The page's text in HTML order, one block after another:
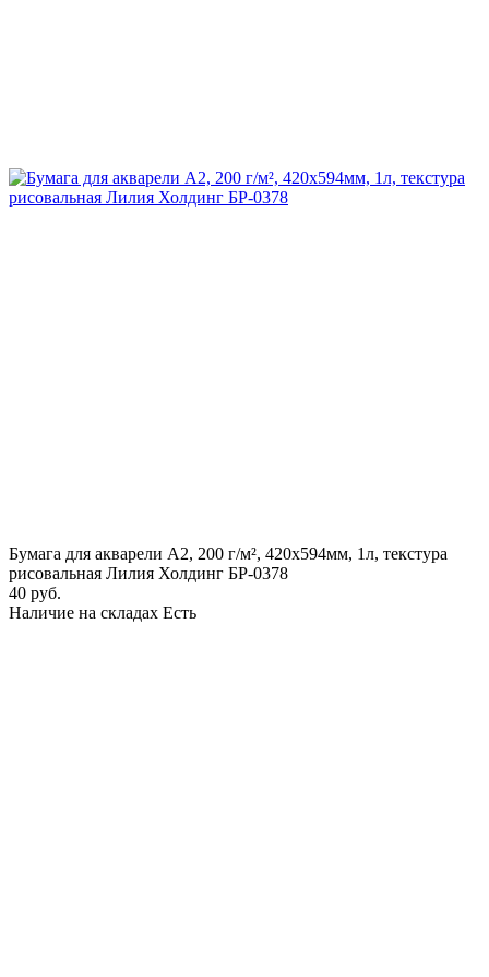
Бумага для акварели А2, 200 г/м², 420х594мм, 1л, текстура
рисовальная Лилия Холдинг БР-0378
40 руб.
Наличие на складах Есть